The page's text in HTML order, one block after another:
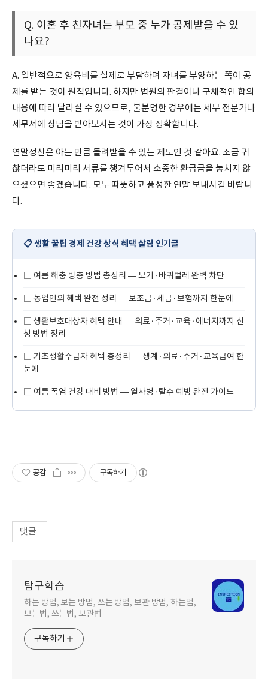
Q. 이혼 후 친자녀는 부모 중 누가 공제받을 수 있
나요?
A. 일반적으로 양육비를 실제로 부담하며 자녀를 부양하는 쪽이 공
제를 받는 것이 원칙입니다. 하지만 법원의 판결이나 구체적인 합의
내용에 따라 달라질 수 있으므로, 불분명한 경우에는 세무 전문가나
세무서에 상담을 받아보시는 것이 가장 정확합니다.
연말정산은 아는 만큼 돌려받을 수 있는 제도인 것 같아요. 조금 귀
찮더라도 미리미리 서류를 챙겨두어서 소중한 환급금을 놓치지 않
으셨으면 좋겠습니다. 모두 따뜻하고 풍성한 연말 보내시길 바랍니
다.
📋 생활 꿀팁 경제 건강 상식 혜택 살림 인기글
여름 해충 방충 방법 총정리 — 모기·바퀴벌레 완벽 차단
농업인의 혜택 완전 정리 — 보조금·세금·보험까지 한눈에
생활보호대상자 혜택 안내 — 의료·주거·교육·에너지까지 신
청 방법 정리
기초생활수급자 혜택 총정리 — 생계·의료·주거·교육급여 한
눈에
여름 폭염 건강 대비 방법 — 열사병·탈수 예방 완전 가이드
공감 구독하기
댓글
탐구학습
하는 방법, 보는 방법, 쓰는 방법, 보관 방법, 하는법,
보는법, 쓰는법, 보관법
구독하기